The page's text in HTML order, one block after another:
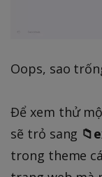
Oops, sao
Để xem thử
sẽ trỏ sang
trong theme